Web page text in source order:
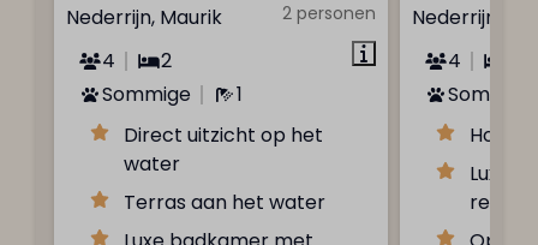
2 personen
Nederrijn, Maurik
4
2
Sommige
1
Direct uitzicht op het
water
Terras aan het water
Nederrijn,
4
Sommige
Hoge
Luxe